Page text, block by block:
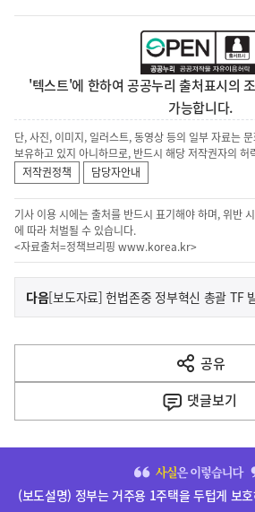
'텍스트'에 한하여 공공누리 출처표시의
가능합니다.
단, 사진, 이미지, 일러스트, 동영상 등의 일부 자료는
보유하고 있지 아니하므로, 반드시 해당 저작권자의 허
저작권정책
담당자안내
기사 이용 시에는 출처를 반드시 표기해야 하며, 위반 시
에 따라 처벌될 수 있습니다.
<자료출처=정책브리핑 www.korea.kr>
이
전
다
음
다음기
사
[보도자료] 헌법존중 정부혁신 총괄 TF
공유
열
기
댓글보기